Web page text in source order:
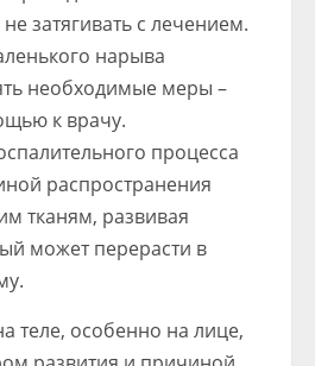
затягивать с лечением.
нарыва
необходимые меры –
к врачу.
процесса
распространения
тканям, развивая
может перерасти в
теле, особенно на лице,